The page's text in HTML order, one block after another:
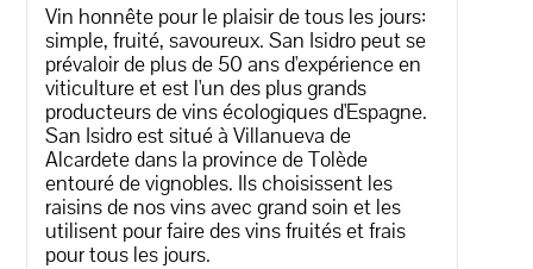
Vin honnête pour le plaisir de tous les jours:
simple, fruité, savoureux. San Isidro peut se
prévaloir de plus de 50 ans d'expérience en
viticulture et est l'un des plus grands
producteurs de vins écologiques d'Espagne.
San Isidro est situé à Villanueva de
Alcardete dans la province de Tolède
entouré de vignobles. Ils choisissent les
raisins de nos vins avec grand soin et les
utilisent pour faire des vins fruités et frais
pour tous les jours.